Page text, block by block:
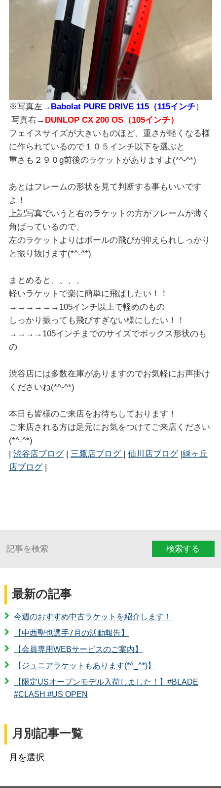
※写真左→ Babolat PURE DRIVE 115（115インチ）
写真右→ DUNLOP CX 200 OS（105インチ）
フェイスサイズが大きいものほど、重さが軽くなる様
に作られているので１０５インチ以下を選ぶと
重さも２９０g前後のラケットがありますよ(*^-^*)
あとはフレームの形状を見て判断する事もいいです
よ！
上記写真でいうと右のラケットの方がフレームが薄く
角ばっているので、
左のラケットよりはボールの飛びが抑えられしっかり
と振り抜けます(*^-^*)
まとめると、、、、
軽いラケットで楽に簡単に飛ばしたい！！
→→→→→→105インチ以上で軽めのもの
しっかり振っても飛びすぎない様にしたい！！
→→→→105インチまでのサイズでボックス形状のも
の
渋谷店には多数在庫がありますのでお気軽にお声掛け
くださいね(*^-^*)
本日も皆様のご来店をお待ちしております！
ご来店される方は足元にお気をつけてご来店ください
(*^-^*)
渋谷店ブログ| 三鷹店ブログ 仙川店ブログ| 緑ヶ丘
店ブログ|
検索する
最新の記事
今週のおすすめ中古ラケットを紹介します！
【中西聖也選手7月の活動報告】
【会員専用WEBサービスのご案内】
【ジュニアラケットもあります(*^_^*)】
【限定USオープンモデル入荷しました！】#BLADE
#CLASH #US OPEN
月別記事一覧